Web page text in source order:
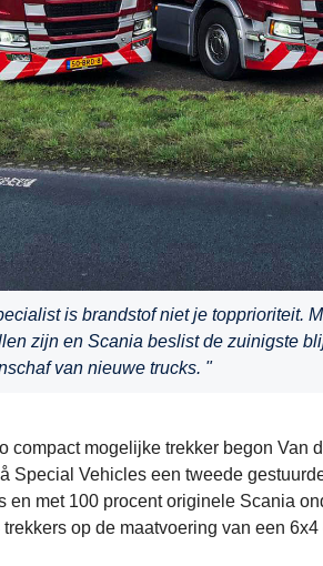
is brandstof niet je topprioriteit.
zijn en Scania beslist de zuinigste
van nieuwe trucks. "
compact mogelijke trekker begon Van
Special Vehicles een tweede
en met 100 procent originele Scania
op de maatvoering van een